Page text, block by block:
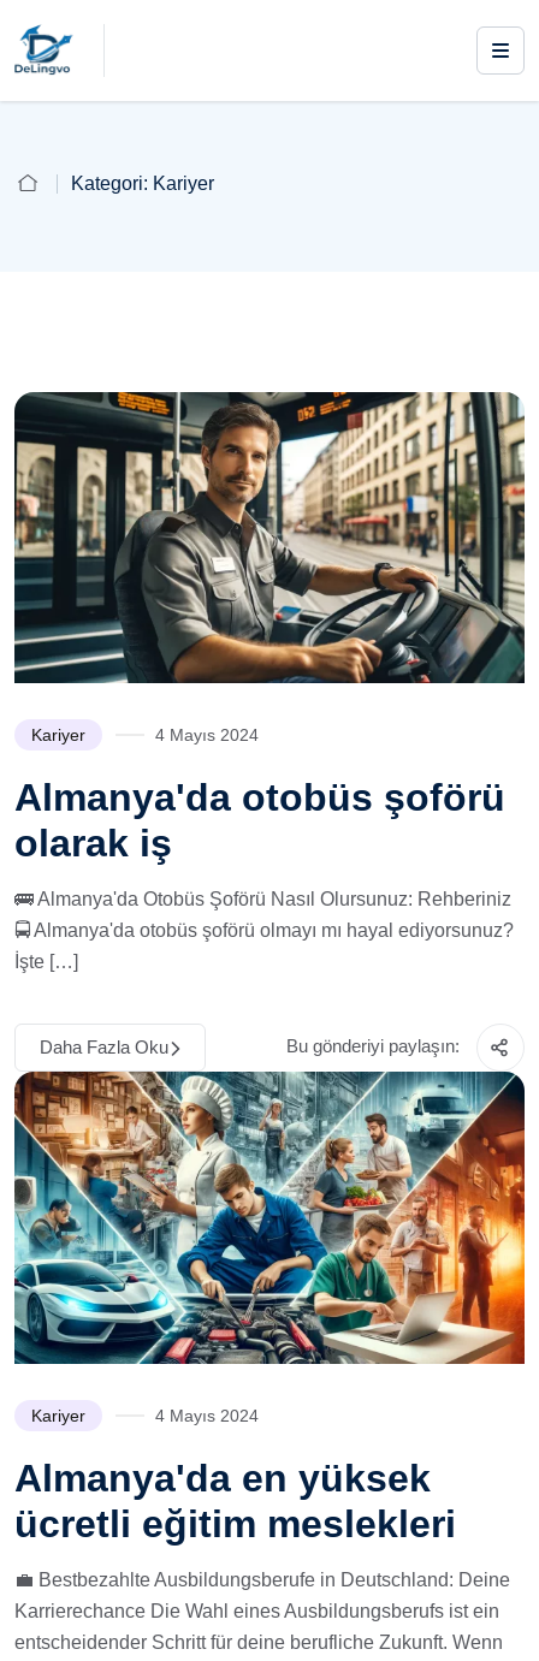
Kategori: Kariyer
Kariyer 4 Mayıs 2024
Almanya'da otobüs şoförü
olarak iş
🚌 Almanya'da Otobüs Şoförü Nasıl Olursunuz: Rehberiniz
🚍 Almanya'da otobüs şoförü olmayı mı hayal ediyorsunuz?
İşte […]
Daha Fazla Oku Bu gönderiyi paylaşın:
Kariyer 4 Mayıs 2024
Almanya'da en yüksek
ücretli eğitim meslekleri
💼 Bestbezahlte Ausbildungsberufe in Deutschland: Deine
Karrierechance Die Wahl eines Ausbildungsberufs ist ein
entscheidender Schritt für deine berufliche Zukunft. Wenn